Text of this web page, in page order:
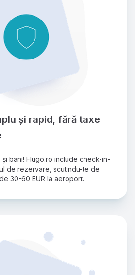
și rapid, fără taxe
și bani! Flugo.ro include check-in-
de rezervare, scutindu-te de
30-60 EUR la aeroport.